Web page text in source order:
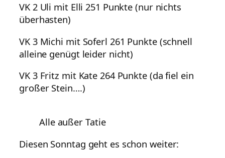
VK 2 Uli mit Elli 251 Punkte (nur nichts
überhasten)
VK 3 Michi mit Soferl 261 Punkte (schnell
alleine genügt leider nicht)
VK 3 Fritz mit Kate 264 Punkte (da fiel ein
großer Stein….)
Alle außer Tatie
Diesen Sonntag geht es schon weiter: